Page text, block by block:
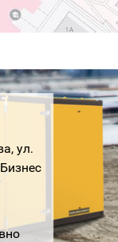
ул.